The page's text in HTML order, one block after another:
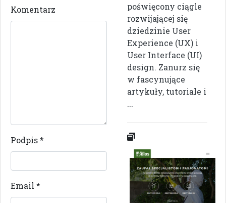
Komentarz
Podpis*
Email *
poświęcony ciągle
rozwijającej się
dziedzinie User
Experience (UX) i
User Interface (UI)
design. Zanurz się
w fascynujące
artykuły, tutoriale i
...